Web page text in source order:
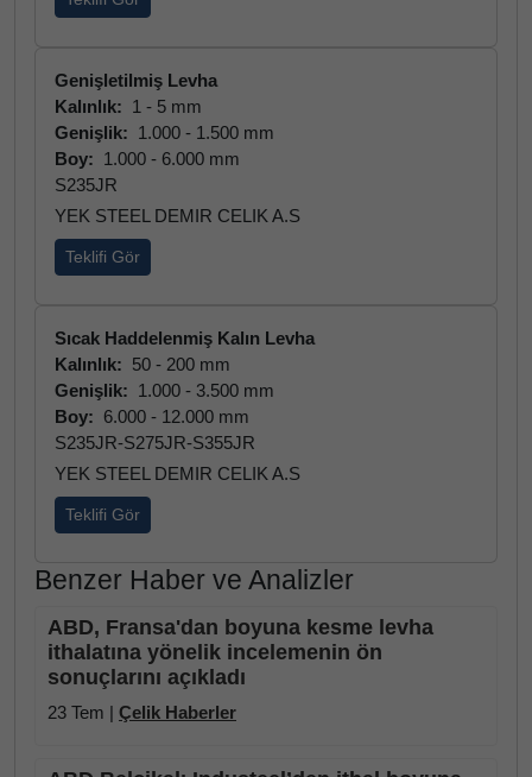
Genişletilmiş Levha
Kalınlık: 1 - 5 mm
Genişlik: 1.000 - 1.500 mm
Boy: 1.000 - 6.000 mm
S235JR
YEK STEEL DEMIR CELIK A.S
Teklifi Gör
Sıcak Haddelenmiş Kalın Levha
Kalınlık: 50 - 200 mm
Genişlik: 1.000 - 3.500 mm
Boy: 6.000 - 12.000 mm
S235JR-S275JR-S355JR
YEK STEEL DEMIR CELIK A.S
Teklifi Gör
Benzer Haber ve Analizler
ABD, Fransa'dan boyuna kesme levha
ithalatına yönelik incelemenin ön
sonuçlarını açıkladı
23 Tem | Çelik Haberler